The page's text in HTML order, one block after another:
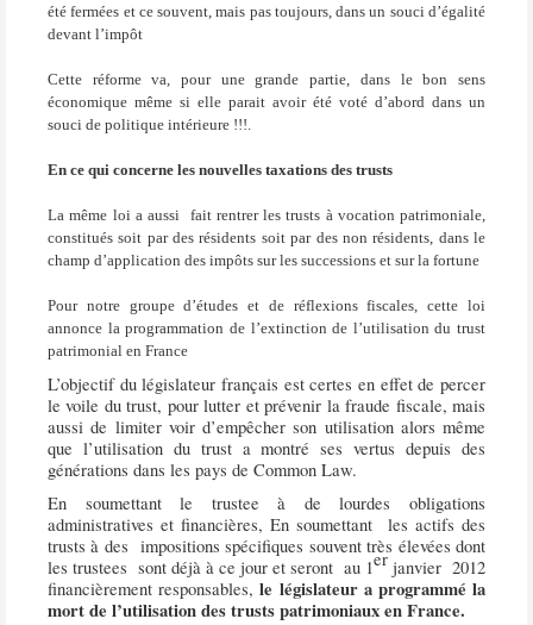
été fermées et ce souvent, mais pas toujours, dans un souci d’égalité
devant l’impôt
Cette réforme va, pour une grande partie, dans le bon sens
économique même si elle parait avoir été voté d’abord dans un
souci de politique intérieure !!!.
En ce qui concerne les nouvelles taxations des trusts
La même loi a aussi fait rentrer les trusts à vocation patrimoniale,
constitués soit par des résidents soit par des non résidents, dans le
champ d’application des impôts sur les successions et sur la fortune
Pour notre groupe d’études et de réflexions fiscales, cette loi
annonce la programmation de l’extinction de l’utilisation du trust
patrimonial en France
L’objectif du législateur français est certes en effet de percer
le voile du trust, pour lutter et prévenir la fraude fiscale, mais
aussi de limiter voir d’empêcher son utilisation alors même
que l’utilisation du trust a montré ses vertus depuis des
générations dans les pays de Common Law.
En soumettant le trustee à de lourdes obligations
administratives et financières, En soumettant
les actifs des
trusts à des impositions spécifiques souvent très élevées dont
les trustees sont déjà à ce jour et seront au 1er janvier 2012
financièrement responsables,le législateur a programmé la
mort de l’utilisation des trusts patrimoniaux en France.